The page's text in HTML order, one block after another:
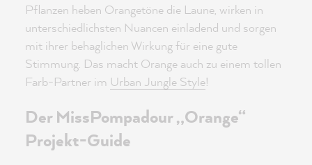
Pflanzen heben Orangetöne die Laune, wirken in
unterschiedlichsten Nuancen einladend und sorgen
mit ihrer behaglichen Wirkung für eine gute
Stimmung. Das macht Orange auch zu einem tollen
Farb-Partner im Urban Jungle Style!
Der MissPompadour „Orange“
Projekt-Guide